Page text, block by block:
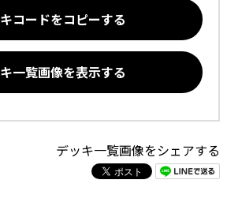
コードをコピーする
一覧画像を表示する
デッキ一覧画像をシェアする